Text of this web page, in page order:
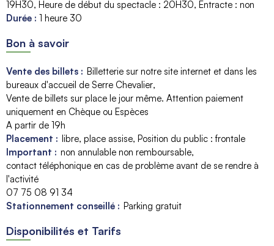
19H30 Heure de début du spectacle : 20H30 Entracte : non
Durée : 1 heure 30
Bon à savoir
Vente des billets : Billetterie sur notre site internet et dans les
bureaux d'accueil de Serre Chevalier
Vente de billets sur place le jour même. Attention paiement
uniquement en Chèque ou Espèces
A partir de 19h
Placement : libre place assise Position du public : frontale
Important : non annulable non remboursable
contact téléphonique en cas de problème avant de se rendre à
l'activité
07 75 08 91 34
Stationnement conseillé : Parking gratuit
Disponibilités et Tarifs